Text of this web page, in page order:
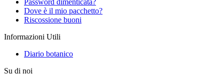
Password dimenticata?
Dove è il mio pacchetto?
Riscossione buoni
Informazioni Utili
Diario botanico
Su di noi